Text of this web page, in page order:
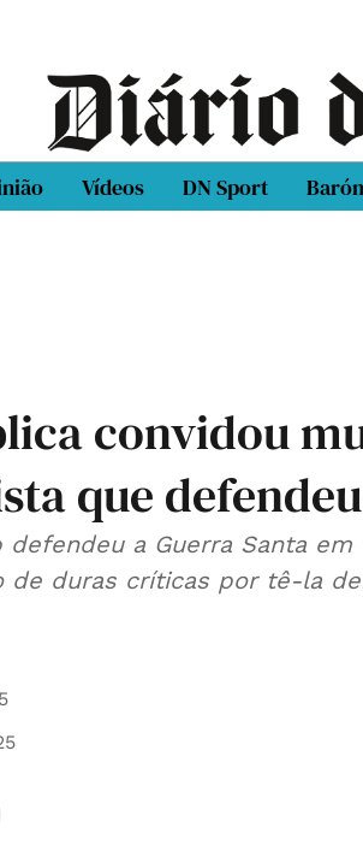
Vídeos DN Sport
convidou
que
a Guerra Santa
de duras críticas por tê-la